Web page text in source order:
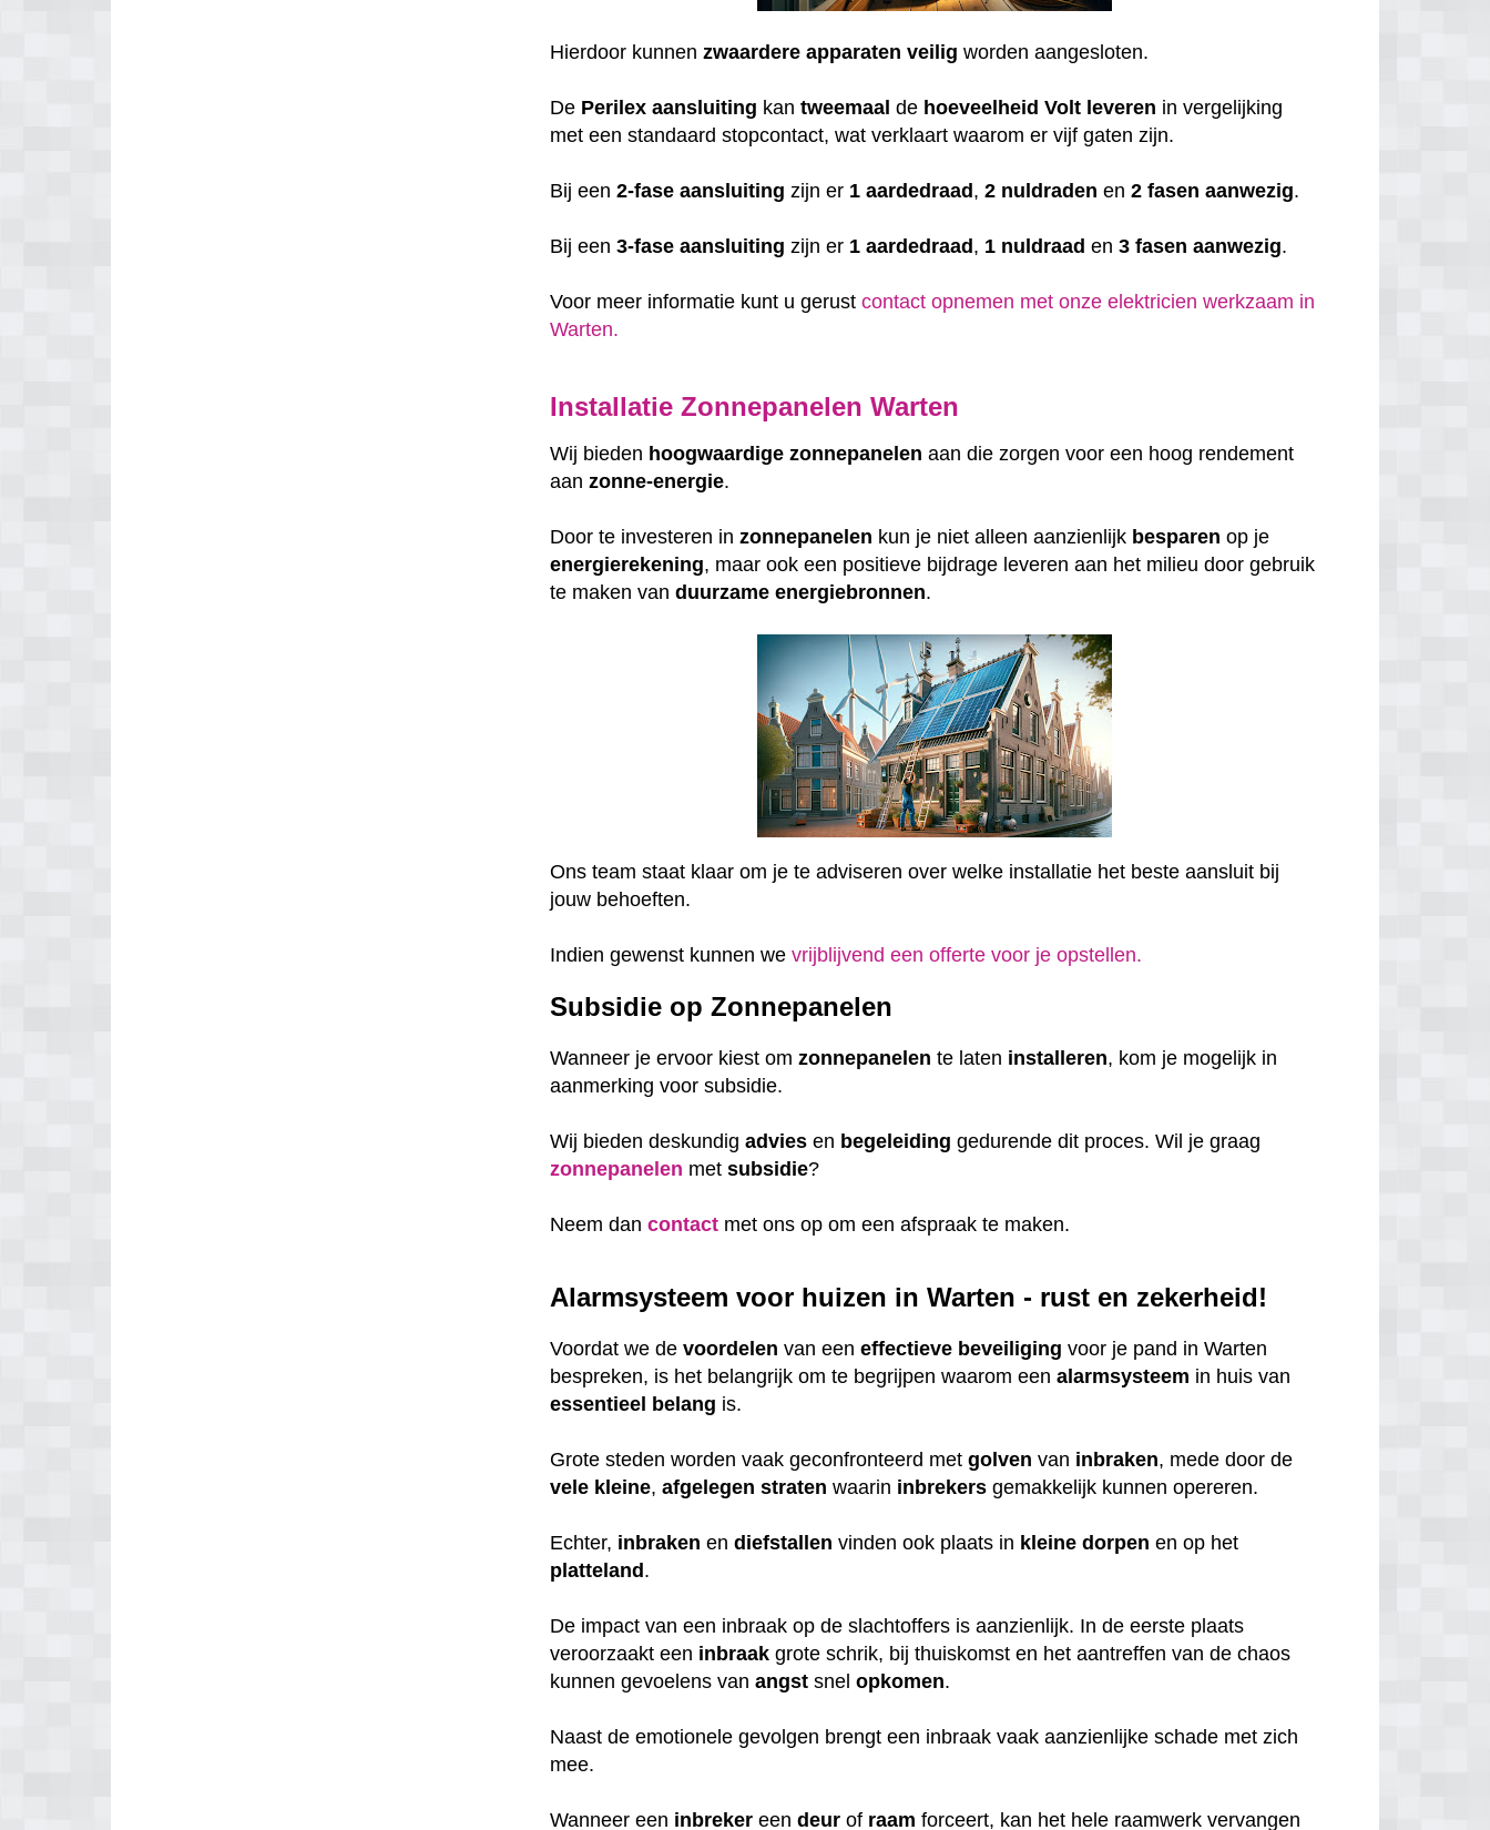
Hierdoor kunnenzwaardere apparaten veilig worden aangesloten.
De Perilex aansluiting kantweemaal de hoeveelheid Volt leveren in vergelijking
met een standaard stopcontact, wat verklaart waarom er vijf gaten zijn.
Bij een2-fase aansluiting zijn er 1 aardedraad,2 nuldraden en2 fasen aanwezig.
Bij een3-fase aansluiting zijn er 1 aardedraad, 1 nuldraad en3 fasen aanwezig.
Voor meer informatie kunt u gerustcontact opnemen met onze elektricien werkzaam in
Warten.
Installatie Zonnepanelen Warten
Wij bieden hoogwaardige zonnepanelen aan die zorgen voor een hoog rendement
aanzonne-energie.
Door te investeren inzonnepanelen kun je niet alleen aanzienlijk besparen op je
energierekening, maar ook een positieve bijdrage leveren aan het milieu door gebruik
te maken vanduurzame energiebronnen.
Ons team staat klaar om je te adviseren over welke installatie het beste aansluit bij
jouw behoeften.
Indien gewenst kunnen wevrijblijvend een offerte voor je opstellen.
Subsidie op Zonnepanelen
Wanneer je ervoor kiest omzonnepanelen te laten installeren, kom je mogelijk in
aanmerking voor subsidie.
Wij bieden deskundigadvies en begeleiding gedurende dit proces. Wil je graag
zonnepanelen metsubsidie?
Neem dancontact met ons op om een afspraak te maken.
Alarmsysteem voor huizen in Warten - rust en zekerheid!
Voordat we devoordelen van eeneffectieve beveiliging voor je pand in Warten
bespreken, is het belangrijk om te begrijpen waarom eenalarmsysteem in huis van
essentieel belang is.
Grote steden worden vaak geconfronteerd metgolven van inbraken, mede door de
vele kleine,afgelegen straten waarin inbrekers gemakkelijk kunnen opereren.
Echter, inbraken endiefstallen vinden ook plaats in kleine dorpen en op het
platteland.
De impact van een inbraak op de slachtoffers is aanzienlijk. In de eerste plaats
veroorzaakt een inbraak grote schrik, bij thuiskomst en het aantreffen van de chaos
kunnen gevoelens vanangst snelopkomen.
Naast de emotionele gevolgen brengt een inbraak vaak aanzienlijke schade met zich
mee.
Wanneer een inbreker eendeur of raam forceert, kan het hele raamwerk vervangen